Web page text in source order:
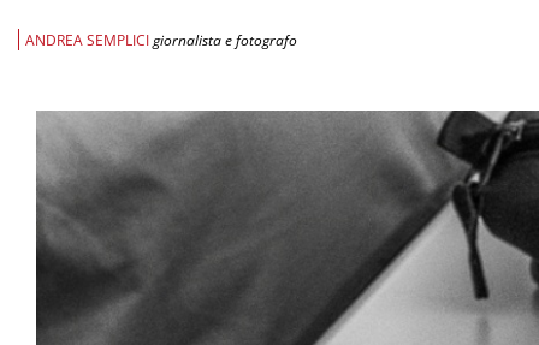
ANDREA SEMPLICIgiornalista e fotografo